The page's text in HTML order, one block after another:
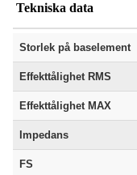
Tekniska data
Storlek på baselement
Effekttålighet RMS
Effekttålighet MAX
Impedans
FS